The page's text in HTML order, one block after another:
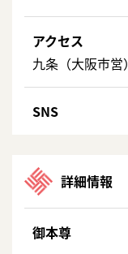
アクセス
九条（大阪市営）
SNS
詳細情報
御本尊